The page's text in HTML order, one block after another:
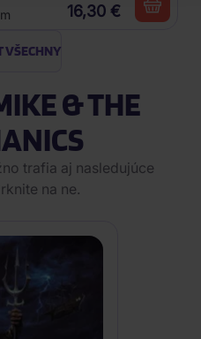
16,30 €
VŠECHNY
& THE
trafia aj nasledujúce
na ne.